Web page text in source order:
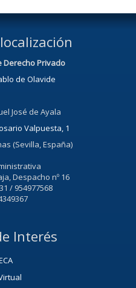
Privado
de Olavide
José de Ayala
Valpuesta, 1
(Sevilla, España)
Despacho nº 16
/ 954977568
Interés